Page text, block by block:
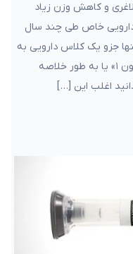
و کاهش وزن زیاد
خاص طی چند سال
جزو یک کلاس دارویی به
نام «آگونیست گیرنده پپتید شبه گلوکاگون ۱» یا به طور خلاصه